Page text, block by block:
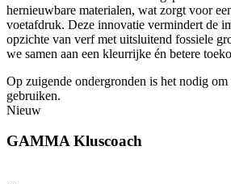
hernieuwbare materialen, wat zorgt voor
voetafdruk. Deze innovatie vermindert de
opzichte van verf met uitsluitend fossiele
we samen aan een kleurrijke én betere
Op zuigende ondergronden is het nodig
gebruiken.
Nieuw
GAMMA Kluscoach